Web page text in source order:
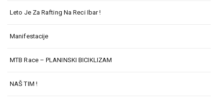
Leto Je Za Rafting Na Reci Ibar !
Manifestacije
MTB Race – PLANINSKI BICIKLIZAM
NAŠ TIM !